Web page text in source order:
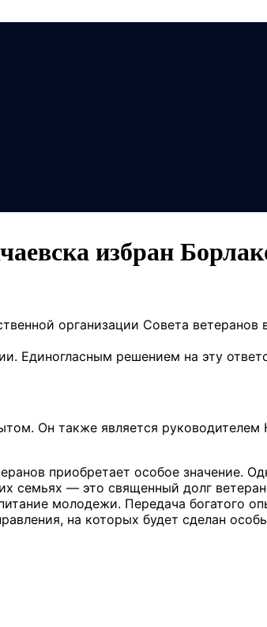
избран
организации Совета
Единогласным решением на эту
Он также является
приобретает особое значение.
— это священный долг
молодежи. Передача богатого
на которых будет сделан